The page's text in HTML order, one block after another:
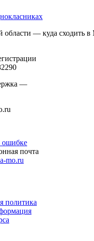
— куда сходить в
—
ошибке
почта
mo.ru
политика